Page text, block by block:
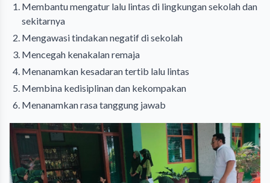
Membantu mengatur lalu lintas di lingkungan sekolah dan
sekitarnya
Mengawasi tindakan negatif di sekolah
Mencegah kenakalan remaja
Menanamkan kesadaran tertib lalu lintas
Membina kedisiplinan dan kekompakan
Menanamkan rasa tanggung jawab